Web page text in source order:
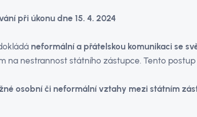
při úkonu dne 15. 4. 2024
neformální a přátelskou komunikaci se
na nestrannost státního zástupce. Tento
osobní či neformální vztahy mezi státním